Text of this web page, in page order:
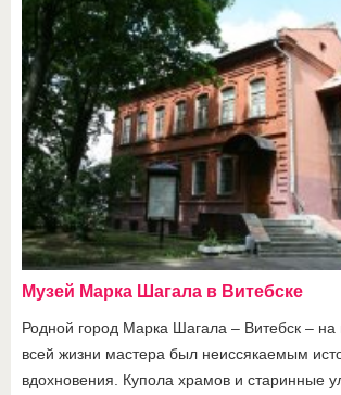
Музей Марка Шагала в Витебске
Родной город Марка Шагала – Витебск – на
всей жизни мастера был неиссякаемым
вдохновения. Купола храмов и старинные